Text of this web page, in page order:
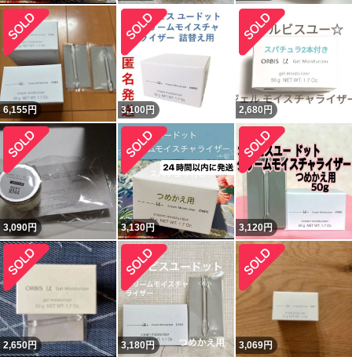
6,155円 3,100 円 2,680 円
3,090円 3,130円 3,120円
2,650円 3,180円 3,069円